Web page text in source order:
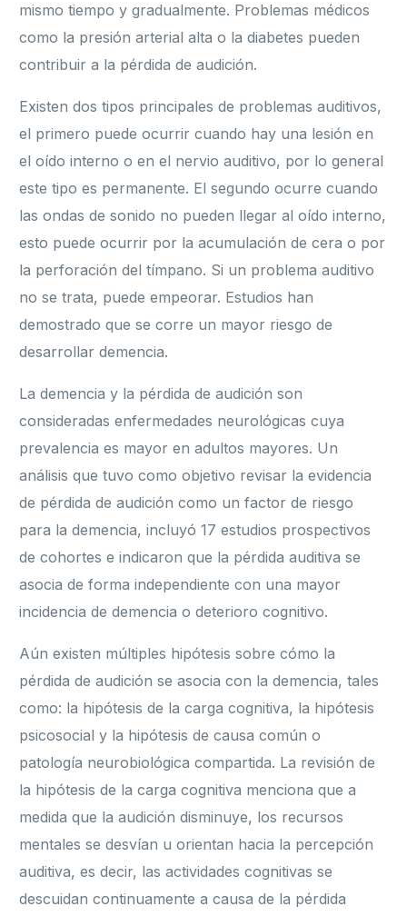
mismo tiempo y gradualmente. Problemas médicos
como la presión arterial alta o la diabetes pueden
contribuir a la pérdida de audición.
Existen dos tipos principales de problemas auditivos,
el primero puede ocurrir cuando hay una lesión en
el oído interno o en el nervio auditivo, por lo general
este tipo es permanente. El segundo ocurre cuando
las ondas de sonido no pueden llegar al oído interno,
esto puede ocurrir por la acumulación de cera o por
la perforación del tímpano. Si un problema auditivo
no se trata, puede empeorar. Estudios han
demostrado que se corre un mayor riesgo de
desarrollar demencia.
La demencia y la pérdida de audición son
consideradas enfermedades neurológicas cuya
prevalencia es mayor en adultos mayores. Un
análisis que tuvo como objetivo revisar la evidencia
de pérdida de audición como un factor de riesgo
para la demencia, incluyó 17 estudios prospectivos
de cohortes e indicaron que la pérdida auditiva se
asocia de forma independiente con una mayor
incidencia de demencia o deterioro cognitivo.
Aún existen múltiples hipótesis sobre cómo la
pérdida de audición se asocia con la demencia, tales
como: la hipótesis de la carga cognitiva, la hipótesis
psicosocial y la hipótesis de causa común o
patología neurobiológica compartida. La revisión de
la hipótesis de la carga cognitiva menciona que a
medida que la audición disminuye, los recursos
mentales se desvían u orientan hacia la percepción
auditiva, es decir, las actividades cognitivas se
descuidan continuamente a causa de la pérdida